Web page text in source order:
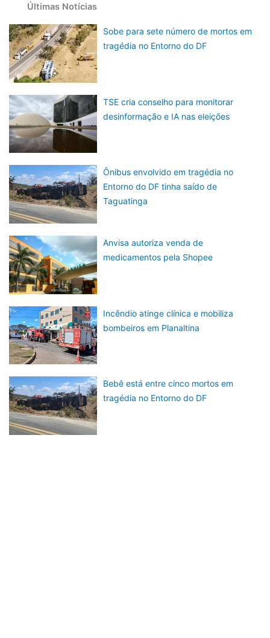
Últimas Notícias
Sobe para sete número de mortos em
tragédia no Entorno do DF
TSE cria conselho para monitorar
desinformação e IA nas eleições
Ônibus envolvido em tragédia no
Entorno do DF tinha saído de
Taguatinga
Anvisa autoriza venda de
medicamentos pela Shopee
Incêndio atinge clínica e mobiliza
bombeiros em Planaltina
Bebê está entre cinco mortos em
tragédia no Entorno do DF